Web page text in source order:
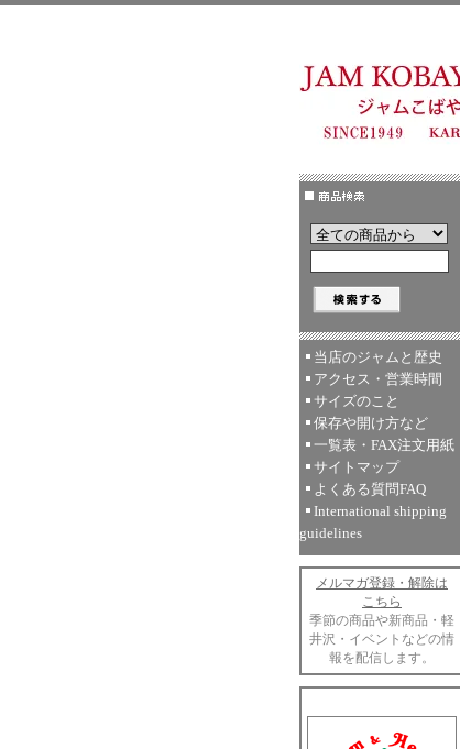
当店のジャムと歴史
アクセス・営業時間
サイズのこと
保存や開け方など
一覧表・FAX注文用紙
サイトマップ
よくある質問FAQ
International shipping
guidelines
メルマガ登録・解除は
こちら
季節の商品や新商品・軽
井沢・イベントなどの情
報を配信します。